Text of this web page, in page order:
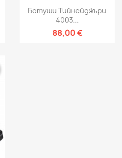
Ботуши Тийнейджъри
4003...
88,00 €